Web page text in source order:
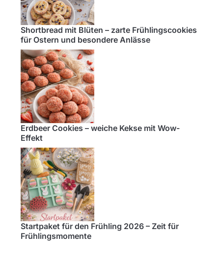
Shortbread mit Blüten – zarte Frühlingscookies
für Ostern und besondere Anlässe
Erdbeer Cookies – weiche Kekse mit Wow-
Effekt
Startpaket für den Frühling 2026 – Zeit für
Frühlingsmomente